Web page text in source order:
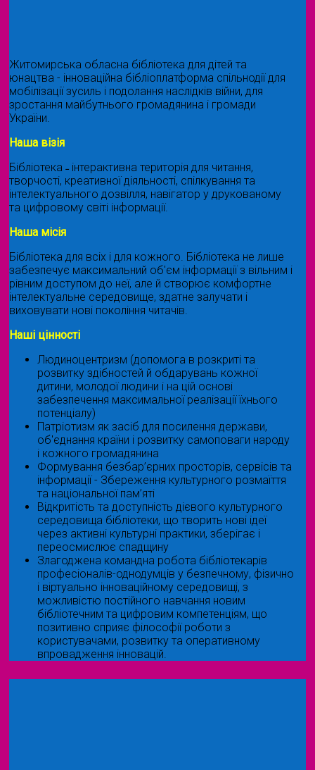
Житомирська обласна бібліотека для дітей та
юнацтва - інноваційна бібліоплатформа спільнодії для
мобілізації зусиль і подолання наслідків війни, для
зростання майбутнього громадянина і громади
України.
Наша візія
Бібліотека ˗ інтерактивна територія для читання,
творчості, креативної діяльності, спілкування та
інтелектуального дозвілля, навігатор у друкованому
та цифровому світі інформації.
Наша місія
Бібліотека для всіх і для кожного. Бібліотека не лише
забезпечує максимальний об'єм інформації з вільним і
рівним доступом до неї, але й створює комфортне
інтелектуальне середовище, здатне залучати і
виховувати нові покоління читачів.
Наші цінності
Людиноцентризм (допомога в розкриті та
розвитку здібностей й обдарувань кожної
дитини, молодої людини і на цій основі
забезпечення максимальної реалізації їхнього
потенціалу)
Патріотизм як засіб для посилення держави,
об'єднання країни і розвитку самоповаги народу
і кожного громадянина
Формування безбар’єрних просторів, сервісів та
інформації - Збереження культурного розмаїття
та національної пам’яті
Відкритість та доступність дієвого культурного
середовища бібліотеки, що творить нові ідеї
через активні культурні практики, зберігає і
переосмислює спадщину
Злагоджена командна робота бібліотекарів
професіоналів-однодумців у безпечному, фізично
і віртуально інноваційному середовищі, з
можливістю постійного навчання новим
бібліотечним та цифровим компетенціям, що
позитивно сприяє філософії роботи з
користувачами, розвитку та оперативному
впровадження інновацій.